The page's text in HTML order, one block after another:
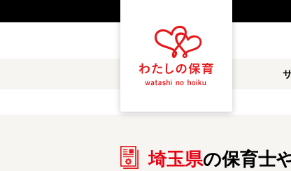
埼玉県の保育士
保育教諭